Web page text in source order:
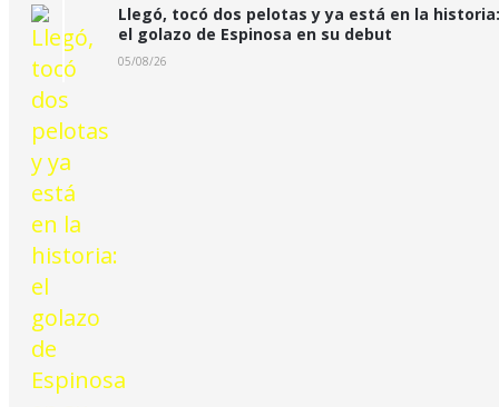
Llegó, tocó dos pelotas y ya está en la historia:
el golazo de Espinosa en su debut
05/08/26